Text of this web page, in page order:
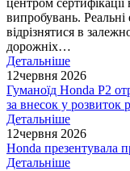
центром
випробувань.
відрізнятися в
дорожніх…
Детальніше
12червня 2026
Гуманоїд Honda P2
за внесок у розвиток
Детальніше
12червня 2026
Honda презентувала
Детальніше